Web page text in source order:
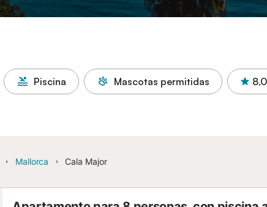
Piscina Mascotas permitidas 8,0
Mallorca Cala Major